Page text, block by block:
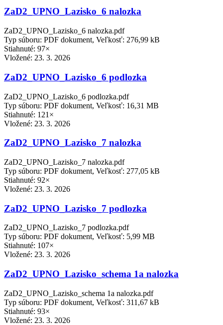
ZaD2_UPNO_Lazisko_6 nalozka
ZaD2_UPNO_Lazisko_6 nalozka.pdf
Typ súboru: PDF dokument, Veľkosť: 276,99 kB
Stiahnuté: 97×
Vložené: 23. 3. 2026
ZaD2_UPNO_Lazisko_6 podlozka
ZaD2_UPNO_Lazisko_6 podlozka.pdf
Typ súboru: PDF dokument, Veľkosť: 16,31 MB
Stiahnuté: 121×
Vložené: 23. 3. 2026
ZaD2_UPNO_Lazisko_7 nalozka
ZaD2_UPNO_Lazisko_7 nalozka.pdf
Typ súboru: PDF dokument, Veľkosť: 277,05 kB
Stiahnuté: 92×
Vložené: 23. 3. 2026
ZaD2_UPNO_Lazisko_7 podlozka
ZaD2_UPNO_Lazisko_7 podlozka.pdf
Typ súboru: PDF dokument, Veľkosť: 5,99 MB
Stiahnuté: 107×
Vložené: 23. 3. 2026
ZaD2_UPNO_Lazisko_schema 1a nalozka
ZaD2_UPNO_Lazisko_schema 1a nalozka.pdf
Typ súboru: PDF dokument, Veľkosť: 311,67 kB
Stiahnuté: 93×
Vložené: 23. 3. 2026